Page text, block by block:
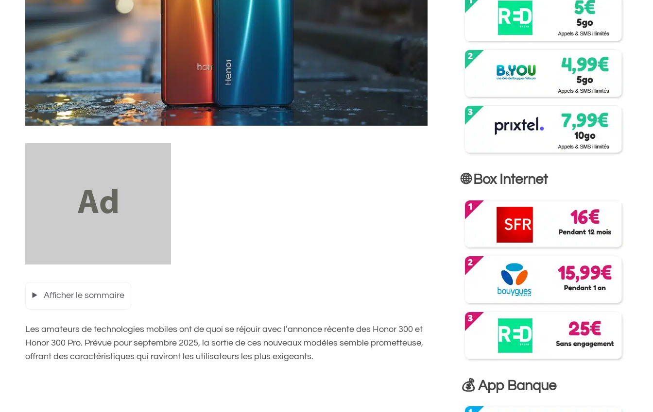
Afficher le sommaire
Les amateurs de technologies mobiles ont de quoi se réjouir avec l’annonce récente des Honor 300 et
Honor 300 Pro. Prévue pour septembre 2025, la sortie de ces nouveaux modèles semble prometteuse,
offrant des caractéristiques qui raviront les utilisateurs les plus exigeants.
🌐 Box Internet
💰 App Banque